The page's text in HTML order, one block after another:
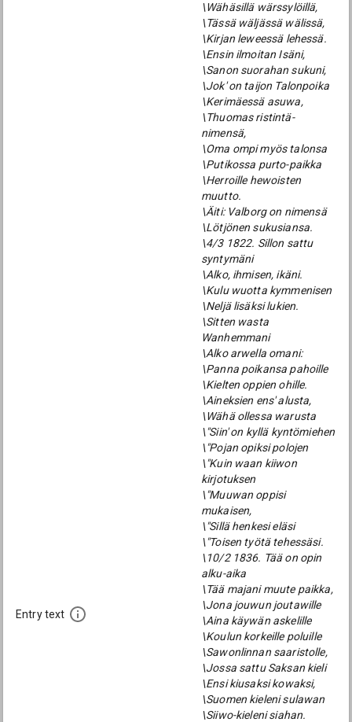
Entry text
\Wähäsillä wärssylöillä,
\Tässä wäljässä wälissä,
\Kirjan leweessä lehessä.
\Ensin ilmoitan Isäni,
\Sanon suorahan sukuni,
\Jok' on taijon Talonpoika
\Kerimäessä asuwa,
\Thuomas ristintä-
nimensä,
\Oma ompi myös talonsa
\Putikossa purto-paikka
\Herroille hewoisten
muutto.
\Äiti: Valborg on nimensä
\Lötjönen sukusiansa.
\4/3 1822. Sillon sattu
syntymäni
\Alko, ihmisen, ikäni.
\Kulu wuotta kymmenisen
\Neljä lisäksi lukien.
\Sitten wasta
Wanhemmani
\Alko arwella omani:
\Panna poikansa pahoille
\Kielten oppien ohille.
\Aineksien ens' alusta,
\Wähä ollessa warusta
\"Siin' on kyllä kyntömiehen
\"Pojan opiksi polojen
\"Kuin waan kiiwon
kirjotuksen
\"Muuwan oppisi
mukaisen,
\"Sillä henkesi eläsi
\"Toisen työtä tehessäsi.
\10/2 1836. Tää on opin
alku-aika
\Tää majani muute paikka,
\Jona jouwun joutawille
\Aina käywän askelille
\Koulun korkeille poluille
\Sawonlinnan saaristolle,
\Jossa sattu Saksan kieli
\Ensi kiusaksi kowaksi,
\Suomen kieleni sulawan
\Siiwo-kieleni siahan.